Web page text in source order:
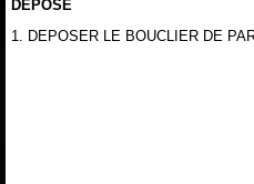
DEPOSE
1. DEPOSER LE BOUCLIER DE